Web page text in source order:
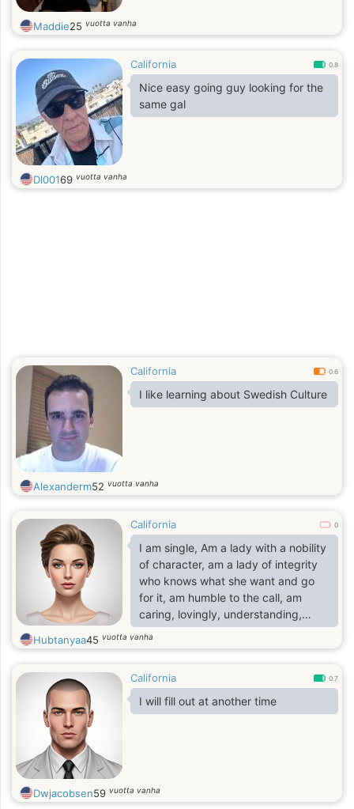
Maddie25 vuotta vanha
California 0.8
Nice easy going guy looking for the
same gal
Dl00169 vuotta vanha
California 0.6
I like learning about Swedish Culture
Alexanderm52 vuotta vanha
California 0
I am single, Am a lady with a nobility
of character, am a lady of integrity
who knows what she want and go
for it, am humble to the call, am
caring, lovingly, understanding,
honest, patient, kind with a very soft
heart and above all, i believe there is
everlasting father. Am a Christian
who fears God, trust Him and seek
Him diligently because He is the
Hubtanyaa45 vuotta vanha
California 0.7
I will fill out at another time
Dwjacobsen59 vuotta vanha